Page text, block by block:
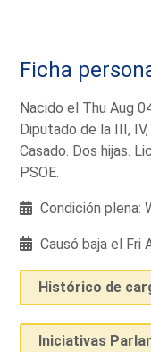
Ficha
Nacido el Thu Aug
Diputado de la III,
Casado. Dos hijas.
PSOE.
Condición plena:
Causó baja el Fri
Histórico de
Iniciativas